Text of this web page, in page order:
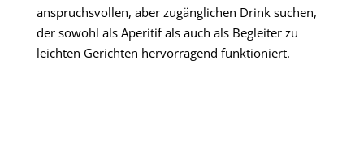
anspruchsvollen, aber zugänglichen Drink suchen,
der sowohl als Aperitif als auch als Begleiter zu
leichten Gerichten hervorragend funktioniert.